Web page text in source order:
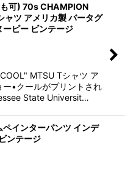
可) 70s CHAMPION
ャツ アメリカ製 バータグ
ピー ビンテージ
MTSU Tシャツ ア
ー•クールがプリントされ
State Universit…
インターパンツ インデ
ンテージ